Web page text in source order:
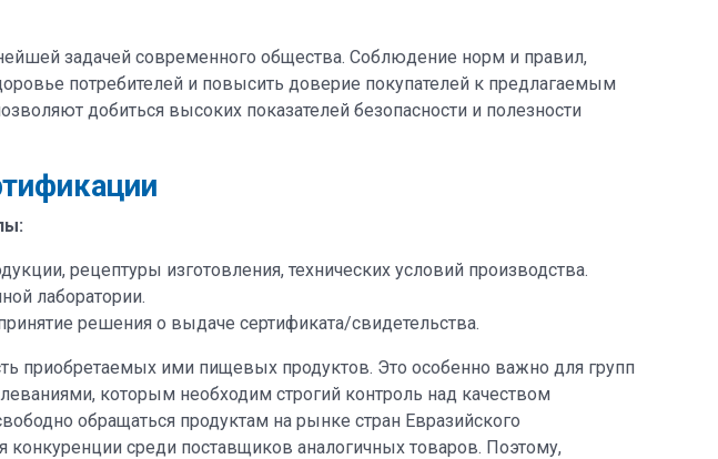
задачей современного общества. Соблюдение норм и правил,
потребителей и повысить доверие покупателей к предлагаемым
добиться высоких показателей безопасности и полезности
рецептуры изготовления, технических условий производства.
лаборатории.
решения о выдаче сертификата/свидетельства.
приобретаемых ими пищевых продуктов. Это особенно важно для групп
которым необходим строгий контроль над качеством
обращаться продуктам на рынке стран Евразийского
среди поставщиков аналогичных товаров. Поэтому,